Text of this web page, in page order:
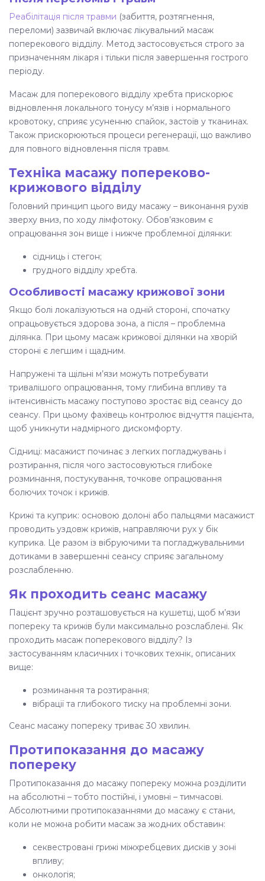
Реабілітація після травми (забиття, розтягнення,
переломи) зазвичай включає лікувальний масаж
поперекового відділу. Метод застосовується строго за
призначенням лікаря і тільки після завершення гострого
періоду.
Масаж для поперекового відділу хребта прискорює
відновлення локального тонусу м’язів і нормального
кровотоку, сприяє усуненню спайок, застоїв у тканинах.
Також прискорюються процеси регенерації, що важливо
для повного відновлення після травм.
Техніка масажу попереково-
крижового відділу
Головний принцип цього виду масажу – виконання рухів
зверху вниз, по ходу лімфотоку. Обов’язковим є
опрацювання зон вище і нижче проблемної ділянки:
сідниць і стегон;
грудного відділу хребта.
Особливості масажу крижової зони
Якщо болі локалізуються на одній стороні, спочатку
опрацьовується здорова зона, а після – проблемна
ділянка. При цьому масаж крижової ділянки на хворій
стороні є легшим і щадним.
Напружені та щільні м’язи можуть потребувати
тривалішого опрацювання, тому глибина впливу та
інтенсивність масажу поступово зростає від сеансу до
сеансу. При цьому фахівець контролює відчуття пацієнта,
щоб уникнути надмірного дискомфорту.
Сідниці: масажист починає з легких погладжувань і
розтирання, після чого застосовуються глибоке
розминання, постукування, точкове опрацювання
болючих точок і крижів.
Крижі та куприк: основою долоні або пальцями масажист
проводить уздовж крижів, направляючи рух у бік
куприка. Це разом із вібруючими та погладжувальними
дотиками в завершенні сеансу сприяє загальному
розслабленню.
Як проходить сеанс масажу
Пацієнт зручно розташовується на кушетці, щоб м’язи
попереку та крижів були максимально розслаблені. Як
проходить масаж поперекового відділу? Із
застосуванням класичних і точкових технік, описаних
вище:
розминання та розтирання;
вібрації та глибокого тиску на проблемні зони.
Сеанс масажу попереку триває 30 хвилин.
Протипоказання до масажу
попереку
Протипоказання до масажу попереку можна розділити
на абсолютні – тобто постійні, і умовні – тимчасові.
Абсолютними протипоказаннями до масажу є стани,
коли не можна робити масаж за жодних обставин:
секвестровані грижі міжхребцевих дисків у зоні
впливу;
онкологія;